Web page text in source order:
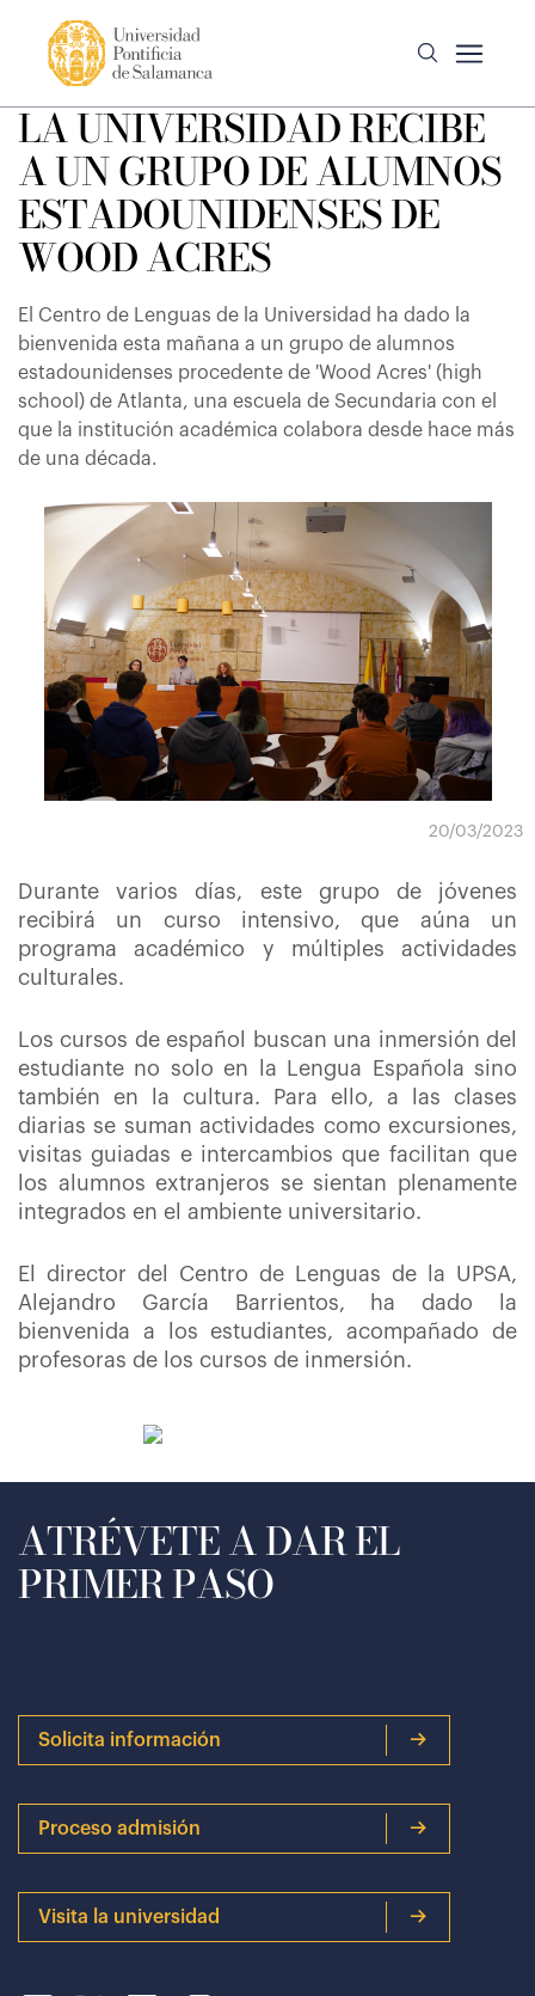
LA UNIVERSIDAD RECIBE
A UN GRUPO DE ALUMNOS
ESTADOUNIDENSES DE
WOOD ACRES
El Centro de Lenguas de la Universidad ha dado la
bienvenida esta mañana a un grupo de alumnos
estadounidenses procedente de 'Wood Acres' (high
school) de Atlanta, una escuela de Secundaria con el
que la institución académica colabora desde hace más
de una década.
20/03/2023
Durante varios días, este grupo de jóvenes
recibirá un curso intensivo, que aúna un
programa académico y múltiples actividades
culturales.
Los cursos de español buscan una inmersión del
estudiante no solo en la Lengua Española sino
también en la cultura. Para ello, a las clases
diarias se suman actividades como excursiones,
visitas guiadas e intercambios que facilitan que
los alumnos extranjeros se sientan plenamente
integrados en el ambiente universitario.
El director del Centro de Lenguas de la UPSA,
Alejandro García Barrientos, ha dado la
bienvenida a los estudiantes, acompañado de
profesoras de los cursos de inmersión.
ATRÉVETE A DAR EL
PRIMER PASO
Solicita información
Proceso admisión
Visita la universidad